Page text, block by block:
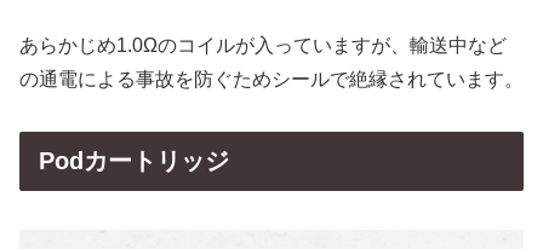
あらかじめ1.0Ωのコイルが入っていますが、輸送中など
の通電による事故を防ぐためシールで絶縁されています。
Podカートリッジ